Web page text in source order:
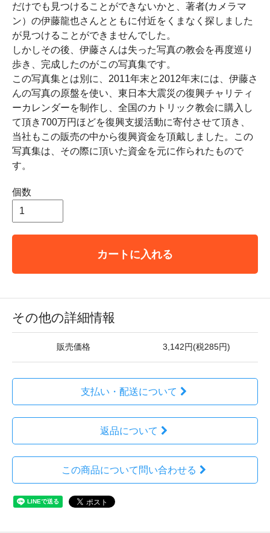
だけでも見つけることができないかと、著者(カメラマ
ン）の伊藤龍也さんとともに付近をくまなく探しました
が見つけることができませんでした。
しかしその後、伊藤さんは失った写真の教会を再度巡り
歩き、完成したのがこの写真集です。
この写真集とは別に、2011年末と2012年末には、伊藤さ
んの写真の原盤を使い、東日本大震災の復興チャリティ
ーカレンダーを制作し、全国のカトリック教会に購入し
て頂き700万円ほどを復興支援活動に寄付させて頂き、
当社もこの販売の中から復興資金を頂戴しました。この
写真集は、その際に頂いた資金を元に作られたもので
す。
個数
カートに入れる
その他の詳細情報
販売価格 3,142円(税285円)
支払い・配送について
返品について
この商品について問い合わせる